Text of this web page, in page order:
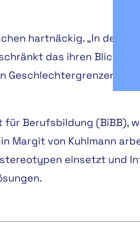
hartnäckig. „In der IT
das ihren Blick für
Berufsbildung (BiBB),
Margit von Kuhlmann
einsetzt und